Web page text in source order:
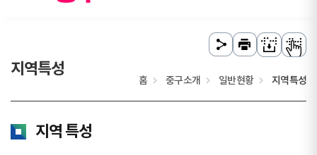
지역특성
홈 중구소개 일반현황 지역특성
지역 특성